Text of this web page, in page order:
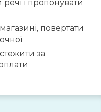
і пропонувати
повертати
за